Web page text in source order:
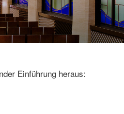
Einführung heraus: